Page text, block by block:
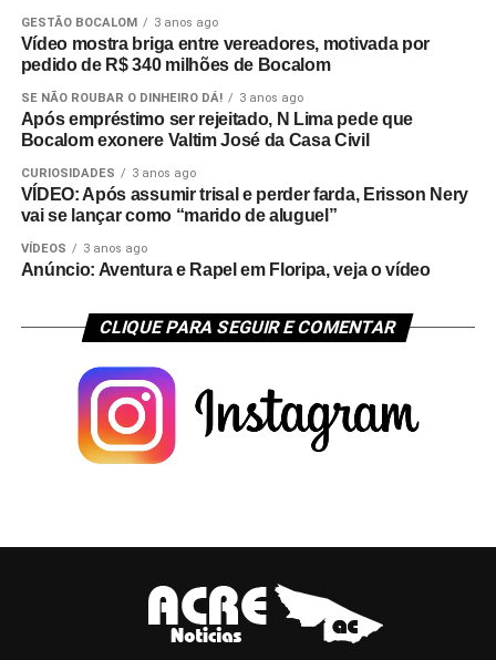
GESTÃO BOCALOM 3 anos ago
Vídeo mostra briga entre vereadores, motivada por
pedido de R$ 340 milhões de Bocalom
SE NÃO ROUBAR O DINHEIRO DÁ! 3 anos ago
Após empréstimo ser rejeitado, N Lima pede que
Bocalom exonere Valtim José da Casa Civil
CURIOSIDADES 3 anos ago
VÍDEO: Após assumir trisal e perder farda, Erisson Nery
vai se lançar como “marido de aluguel”
VÍDEOS 3 anos ago
Anúncio: Aventura e Rapel em Floripa, veja o vídeo
CLIQUE PARA SEGUIR E COMENTAR